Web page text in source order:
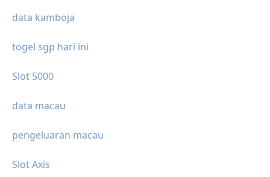
data kamboja
togel sgp hari ini
Slot 5000
data macau
pengeluaran macau
Slot Axis